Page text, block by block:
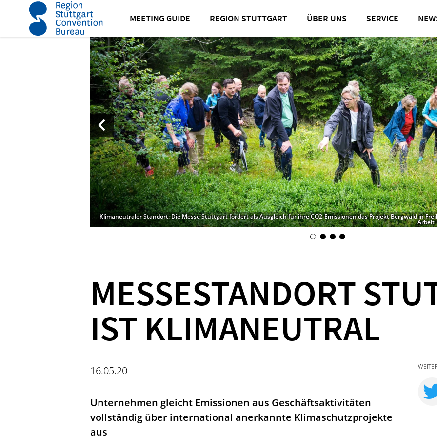
MEETING GUIDE REGION STUTTGART ÜBER UNS SERVICE
Startseite News Neuigkeiten
Klimaneutraler Standort: Die Messe Stuttgart fördert als Ausgleich für ihre CO2-Emissionen das Projekt Bergwald in
Arbeit
MESSESTANDORT
IST KLIMANEUTRAL
16.05.20
Unternehmen gleicht Emissionen aus Geschäftsaktivitäten
vollständig über international anerkannte Klimaschutzprojekte
aus